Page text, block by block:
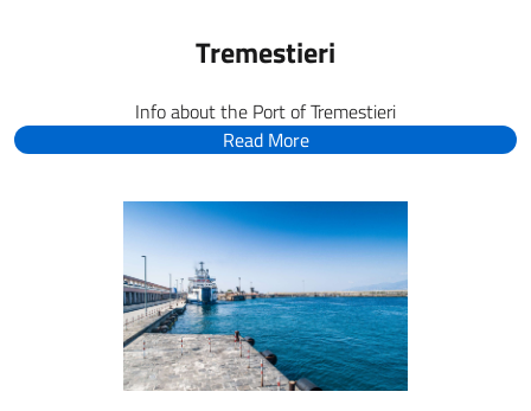
Tremestieri
Info about the Port of Tremestieri
Read More